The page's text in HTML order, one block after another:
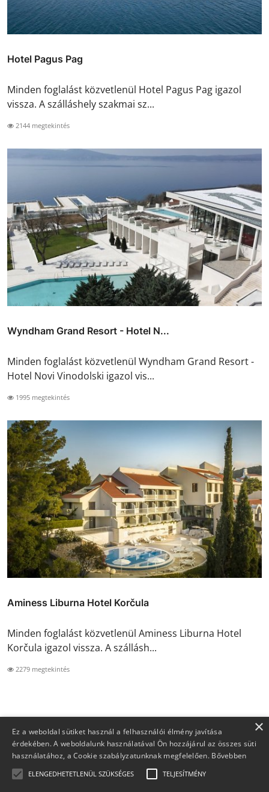
Hotel Pagus Pag
Minden foglalást közvetlenül Hotel Pagus Pag igazol
vissza. A szálláshely szakmai sz...
2144 megtekintés
Wyndham Grand Resort - Hotel N...
Minden foglalást közvetlenül Wyndham Grand Resort -
Hotel Novi Vinodolski igazol vis...
1995 megtekintés
Aminess Liburna Hotel Korčula
Minden foglalást közvetlenül Aminess Liburna Hotel
Korčula igazol vissza. A szállásh...
2279 megtekintés
×
Ez a weboldal sütiket használ a felhasználói élmény javítása
érdekében. A weboldalunk használatával Ön hozzájárul az összes süti
használatához, a Cookie szabályzatunknak megfelelően. Bővebben
ELENGEDHETETLENÜL SZÜKSÉGES TELJESÍTMÉNY